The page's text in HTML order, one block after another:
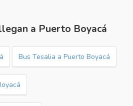
a Puerto Boyacá
Bus Tesalia a Puerto Boyacá